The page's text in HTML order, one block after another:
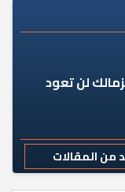
لن تعود
من المقالات